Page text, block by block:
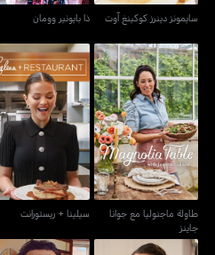
سايمونز دينرز كوكينغ آوت ذا بايونير وومان
طاولة ماجنوليا مع جوانا
جاينز
طاولة ماجنوليا مع جوانا
جاينز
سيلينا + ريستورانت
سيلينا + ريستورانت